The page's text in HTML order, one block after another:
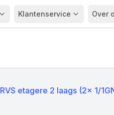
Klantenservice Over
RVS etagere 2 laags (2x 1/